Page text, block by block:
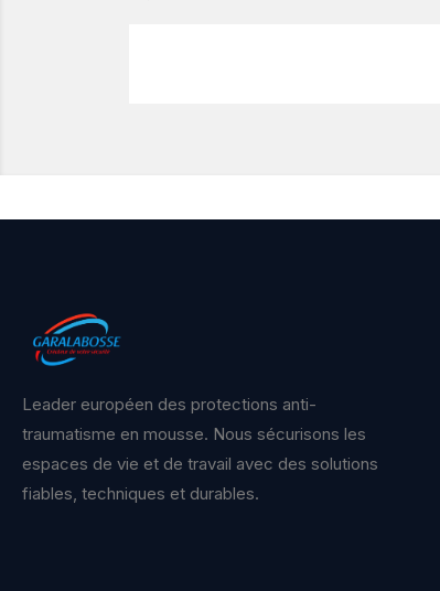
Leader européen des protections anti-
traumatisme en mousse. Nous sécurisons les
espaces de vie et de travail avec des solutions
fiables, techniques et durables.